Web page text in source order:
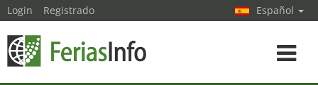
Login Registrado Español
toggle